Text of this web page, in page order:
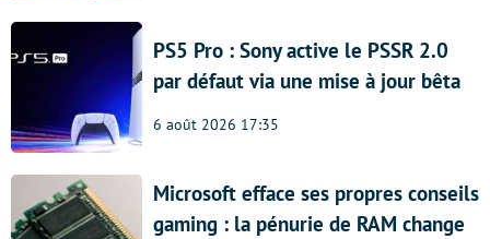
PS5 Pro : Sony active le PSSR 2.0
par défaut via une mise à jour bêta
6 août 2026 17:35
Microsoft efface ses propres conseils
gaming : la pénurie de RAM change